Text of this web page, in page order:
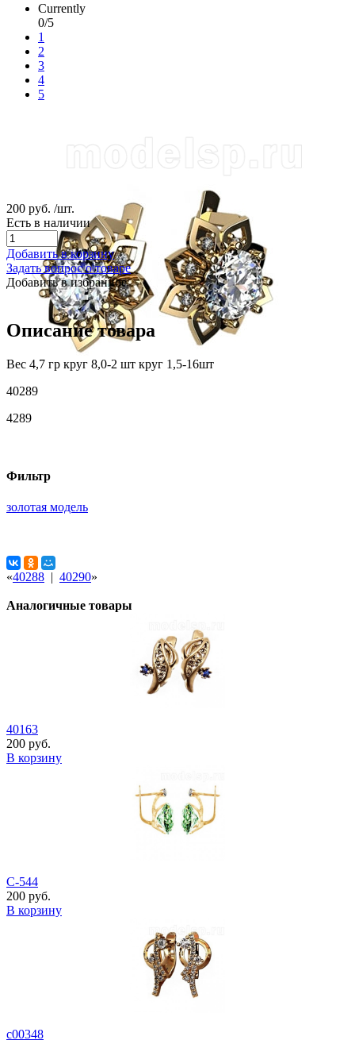
Currently
0/5
1
2
3
4
5
200 руб. /шт.
Есть в наличии
Добавить в корзину
Задать вопрос о товаре
Добавить в избранное
Описание товара
Вес 4,7 гр круг 8,0-2 шт круг 1,5-16шт
40289
4289
Фильтр
золотая модель
«40288 | 40290»
Аналогичные товары
40163
200 руб.
В корзину
С-544
200 руб.
В корзину
с00348